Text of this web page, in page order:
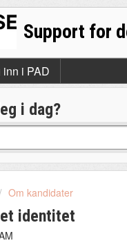
inn i PAD
i dag?
Om kandidater
identitet